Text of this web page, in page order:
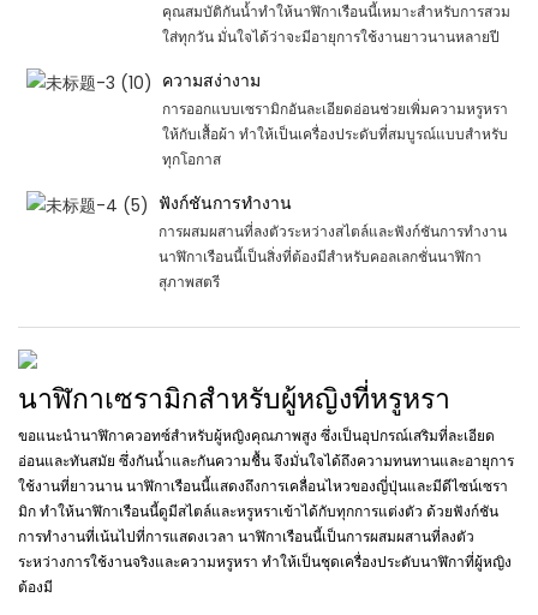
คุณสมบัติกันน้ำทำให้นาฬิกาเรือนนี้เหมาะสำหรับการสวม
ใส่ทุกวัน มั่นใจได้ว่าจะมีอายุการใช้งานยาวนานหลายปี
ความสง่างาม
การออกแบบเซรามิกอันละเอียดอ่อนช่วยเพิ่มความหรูหรา
ให้กับเสื้อผ้า ทำให้เป็นเครื่องประดับที่สมบูรณ์แบบสำหรับ
ทุกโอกาส
ฟังก์ชันการทำงาน
การผสมผสานที่ลงตัวระหว่างสไตล์และฟังก์ชันการทำงาน
นาฬิกาเรือนนี้เป็นสิ่งที่ต้องมีสำหรับคอลเลกชั่นนาฬิกา
สุภาพสตรี
นาฬิกาเซรามิกสำหรับผู้หญิงที่หรูหรา
ขอแนะนำนาฬิกาควอทซ์สำหรับผู้หญิงคุณภาพสูง ซึ่งเป็นอุปกรณ์เสริมที่ละเอียด
อ่อนและทันสมัย ​​ซึ่งกันน้ำและกันความชื้น จึงมั่นใจได้ถึงความทนทานและอายุการ
ใช้งานที่ยาวนาน นาฬิกาเรือนนี้แสดงถึงการเคลื่อนไหวของญี่ปุ่นและมีดีไซน์เซรา
มิก ทำให้นาฬิกาเรือนนี้ดูมีสไตล์และหรูหราเข้าได้กับทุกการแต่งตัว ด้วยฟังก์ชัน
การทำงานที่เน้นไปที่การแสดงเวลา นาฬิกาเรือนนี้เป็นการผสมผสานที่ลงตัว
ระหว่างการใช้งานจริงและความหรูหรา ทำให้เป็นชุดเครื่องประดับนาฬิกาที่ผู้หญิง
ต้องมี